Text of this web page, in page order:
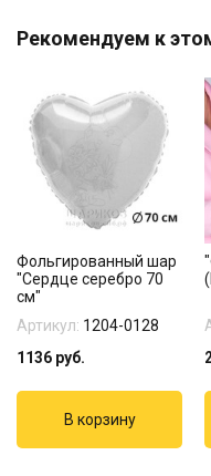
Рекомендуем к
Фольгированный шар
"Сердце серебро 70
см"
Артикул: 1204-0128
1136 руб.